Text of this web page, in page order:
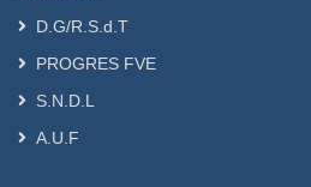
D.G/R.S.d.T
PROGRES FVE
S.N.D.L
A.U.F